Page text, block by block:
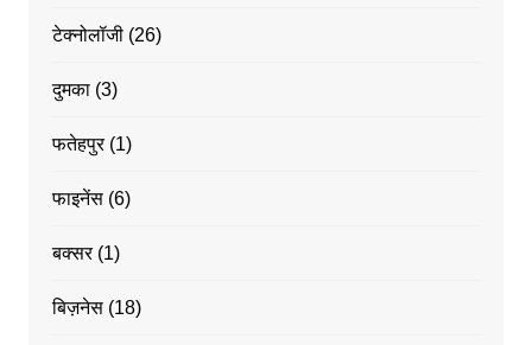
टेक्नोलॉजी(26)
दुमका(3)
फतेहपुर(1)
फाइनेंस(6)
बक्सर(1)
बिज़नेस(18)